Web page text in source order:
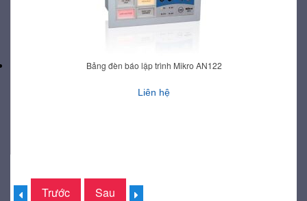
Bảng đèn báo lập trình Mikro AN122
Liên hệ
Trước Sau